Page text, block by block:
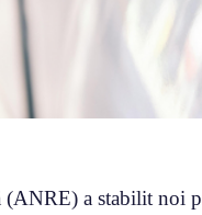
a stabilit noi